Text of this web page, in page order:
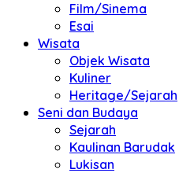
Film/Sinema
Esai
Wisata
Objek Wisata
Kuliner
Heritage/Sejarah
Seni dan Budaya
Sejarah
Kaulinan Barudak
Lukisan